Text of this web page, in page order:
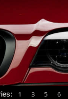
1 3 5 6